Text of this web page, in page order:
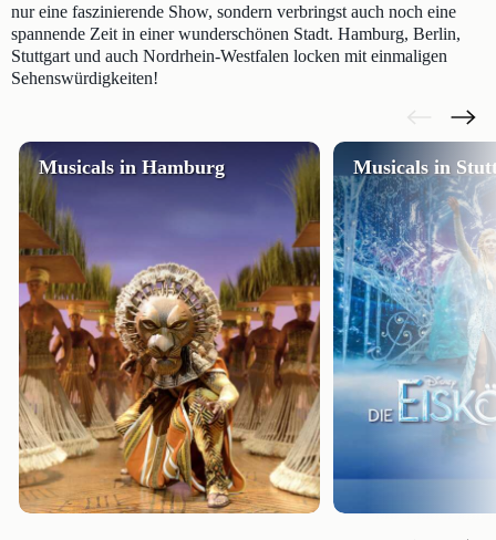
nur eine faszinierende Show, sondern verbringst auch noch eine
spannende Zeit in einer wunderschönen Stadt. Hamburg, Berlin,
Stuttgart und auch Nordrhein-Westfalen locken mit einmaligen
Sehenswürdigkeiten!
Musicals in Hamburg Musicals in